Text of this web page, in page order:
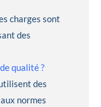
charges sont
des
qualité ?
des
normes